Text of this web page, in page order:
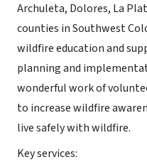
Archuleta, Dolores, La
counties in Southwest
wildfire education and
planning and
wonderful work of
to increase wildfire
live safely with wildfire.
Key services: